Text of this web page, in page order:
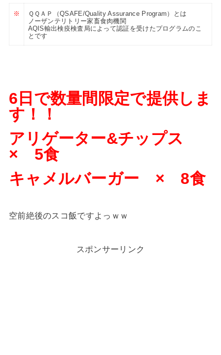
※
ＱＱＡＰ（QSAFE/Quality Assurance Program）とは
ノーザンテリトリー家畜食肉機関
AQIS輸出検疫検査局によって認証を受けたプログラムのこ
とです
6日で数量間限定で提供しま
す！！
アリゲーター&チップス
× 5食
キャメルバーガー × 8食
空前絶後のスコ飯ですよっｗｗ
スポンサーリンク